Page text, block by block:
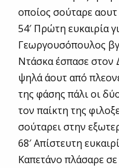
οποίος σούταρε αουτ
54′ Πρώτη ευκαιρία
Γεωργουσόπουλος
Ντάσκα έσπασε στον
ψηλά άουτ από
της φάσης πάλι οι
τον παίκτη της
σούταρει στην
68′ Απίστευτη
Καπετάνο πλάσαρε